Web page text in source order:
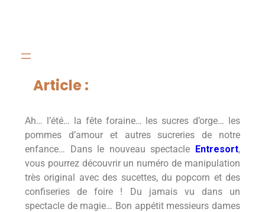
Article :
Ah… l’été… la fête foraine… les sucres d’orge… les
pommes d’amour et autres sucreries de notre
enfance… Dans le nouveau spectacle Entresort,
vous pourrez découvrir un numéro de manipulation
très original avec des sucettes, du popcorn et des
confiseries de foire ! Du jamais vu dans un
spectacle de magie… Bon appétit messieurs dames